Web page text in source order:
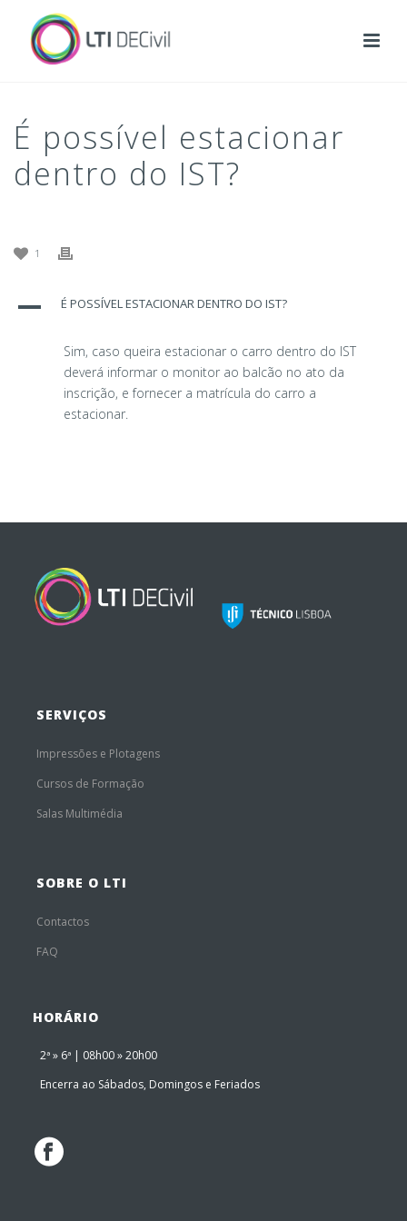
É possível estacionar
dentro do IST?
1
A É POSSÍVEL ESTACIONAR DENTRO DO IST?
Sim, caso queira estacionar o carro dentro do IST
deverá informar o monitor ao balcão no ato da
inscrição, e fornecer a matrícula do carro a
estacionar.
SERVIÇOS
Impressões e Plotagens
Cursos de Formação
Salas Multimédia
SOBRE O LTI
Contactos
FAQ
HORÁRIO
2ª » 6ª | 08h00 » 20h00
Encerra ao Sábados, Domingos e Feriados